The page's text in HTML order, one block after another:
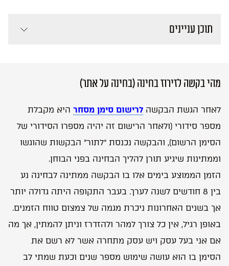
תוכן עניינים
מהי בקשה לזירוז בחינה (בחינה על אתר)
לאחר הגשת הבקשהלרישום סימן מסחרהיא מקבלת
מספר סידורי (ולאחר הרישום זה יהיה מספרו הסידורי של
הסימן הרשום), והבקשה נכנסת “לתור” הבקשות שהוגשו
וממתינות שיגיע תורן להליך הבחינה בפני הבוחן.
הזמן הממוצע בימים אלו בו הבקשה ממתינה לבחינה נע
בין 8 חודשים לשנה לערך. בעבר התקופה היתה גדולה יותר
אך בשנים האחרונות ניכרת מגמה של צמצום טווח הזמנים.
באופן רגיל, אין כל צורך למהר ולהזדרז וניתן להמתין, אך מה
אם אני בעל עסק ויש עסק מתחרה אשר לא רשם את
הסימן בו הוא עושה שימוש מספר שנים וכעת שמתי לב